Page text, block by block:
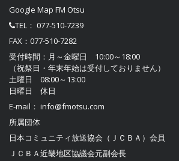
Google Map FM Otsu
TEL： 077-510-7239
FAX：077-510-7282
受付時間：月～金曜日 10:00～18:00
（祝祭日・年末年始は受付しておりません）
土曜日 08:00～13:00
日曜日 休日
E-mail： info@fmotsu.com
所属団体
日本コミュニティ放送協会（ＪＣＢＡ） 会員
ＪＣＢＡ近畿地区協議会元副会長